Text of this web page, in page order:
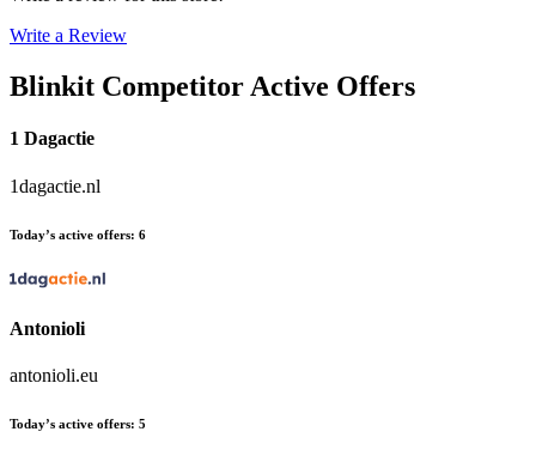
Write a Review
Blinkit Competitor Active Offers
1 Dagactie
1dagactie.nl
Today’s active offers: 6
Antonioli
antonioli.eu
Today’s active offers: 5